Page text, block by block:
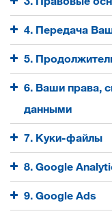
4. Передача
5.
6. Ваши права,
данными
7. Куки-файлы
8. Google
9. Google Ads